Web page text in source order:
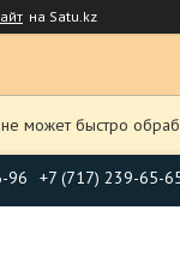
на Satu.kz
может быстро
96 +7 (717) 239-65-